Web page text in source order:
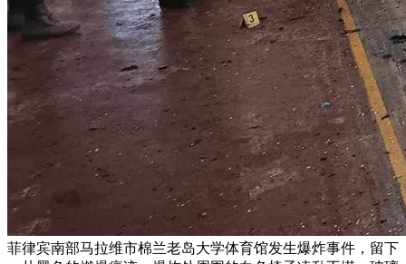
菲律宾南部马拉维市棉兰老岛大学体育馆发生爆炸事件，留下